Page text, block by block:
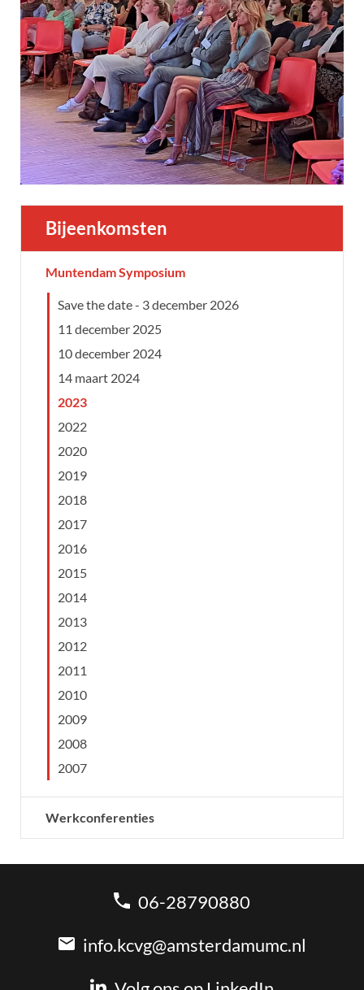
Bijeenkomsten
Muntendam Symposium
Save the date - 3 december 2026
11 december 2025
10 december 2024
14 maart 2024
2023
2022
2020
2019
2018
2017
2016
2015
2014
2013
2012
2011
2010
2009
2008
2007
Werkconferenties
06-28790880
info.kcvg@amsterdamumc.nl